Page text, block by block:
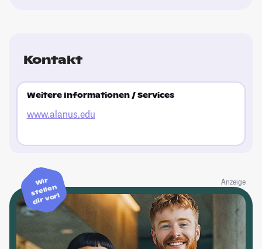
Kontakt
Weitere Informationen / Services
www.alanus.edu
Anzeige
Wir
stellen
dir vor!